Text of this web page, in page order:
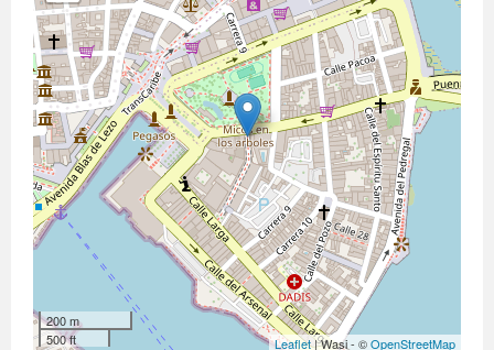
200 m
500 ft
Leaflet| Wasi - ©OpenStreetMap